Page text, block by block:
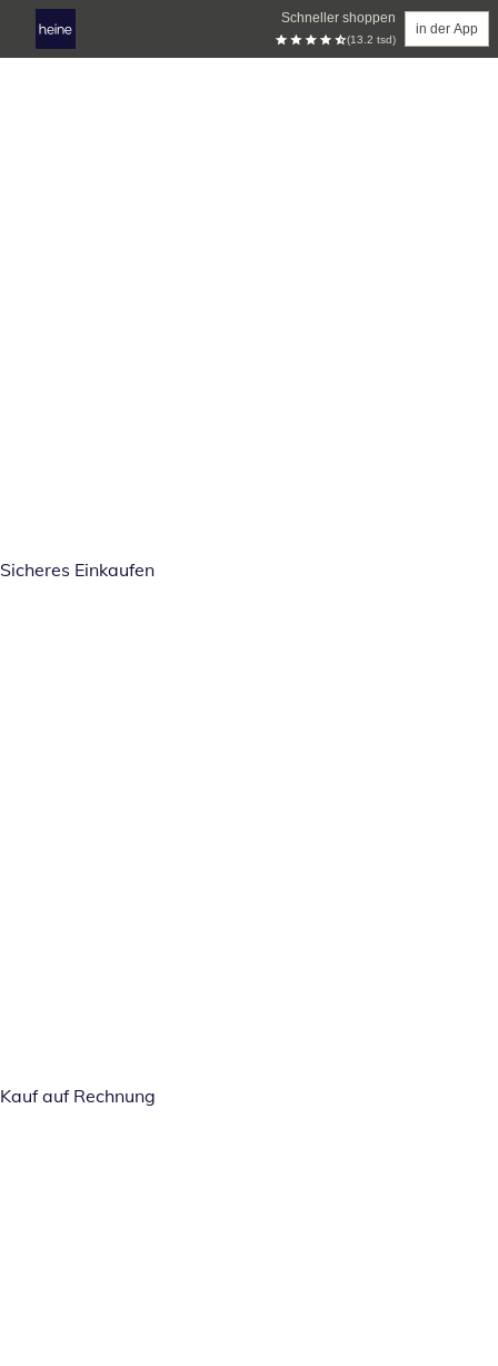
Schneller shoppen
(13.2 tsd)
in der App
Sicheres Einkaufen
Kauf auf Rechnung